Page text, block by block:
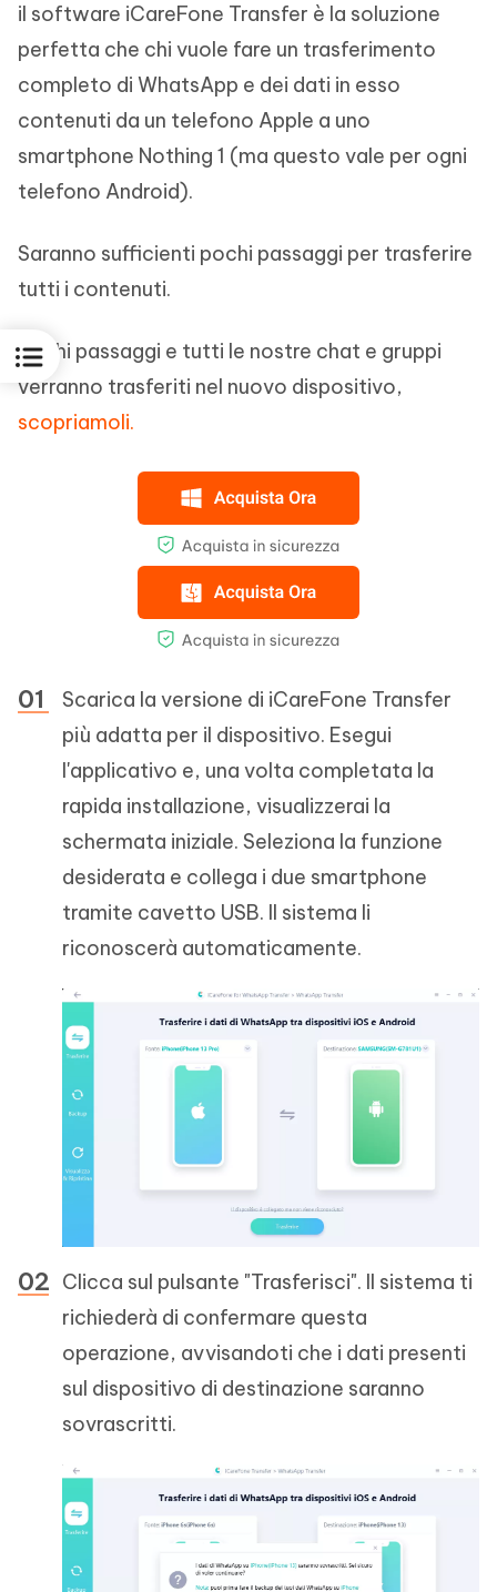
il software iCareFone Transfer è la soluzione
perfetta che chi vuole fare un trasferimento
completo di WhatsApp e dei dati in esso
contenuti da un telefono Apple a uno
smartphone Nothing 1 (ma questo vale per ogni
telefono Android).
Saranno sufficienti pochi passaggi per trasferire
tutti i contenuti.
Pochi passaggi e tutti le nostre chat e gruppi
verranno trasferiti nel nuovo dispositivo,
scopriamoli.
Scarica la versione di iCareFone Transfer
più adatta per il dispositivo. Esegui
l'applicativo e, una volta completata la
rapida installazione, visualizzerai la
schermata iniziale. Seleziona la funzione
desiderata e collega i due smartphone
tramite cavetto USB. Il sistema li
riconoscerà automaticamente.
Clicca sul pulsante "Trasferisci". Il sistema ti
richiederà di confermare questa
operazione, avvisandoti che i dati presenti
sul dispositivo di destinazione saranno
sovrascritti.